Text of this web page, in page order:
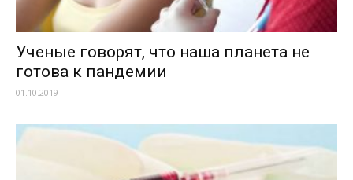
Ученые говорят, что наша планета не
готова к пандемии
01.10.2019